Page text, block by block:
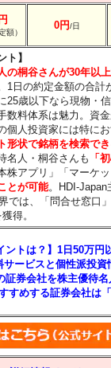
額）
0円/日
ト】
の桐谷さんが30年以
1日の約定金額の合計
25歳以下なら現物・
数料体系は魅力。資
個人投資家には特に
形状で銘柄を検索で
名人・桐谷さんも 「
株アプリ」「マーケ
とが可能。HDI-
では、「問合せ窓口
得。
トは？】1日50万円
ービスと個性派投資
券会社を株主優待名
すめする証券会社は